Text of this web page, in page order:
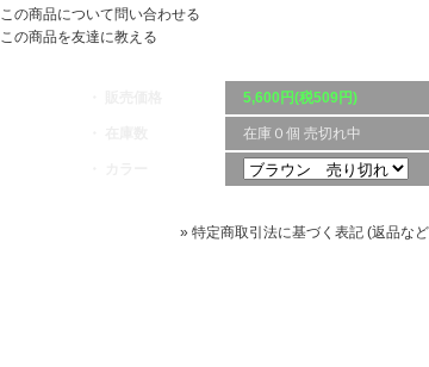
この商品について問い合わせる
この商品を友達に教える
5,600円(税509円)
在庫０個 売切れ中
» 特定商取引法に基づく表記 (返品な